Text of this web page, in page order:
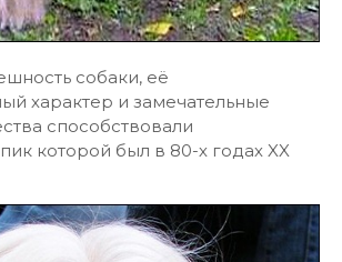
собаки, её
характер и замечательные
способствовали
которой был в 80-х годах XX